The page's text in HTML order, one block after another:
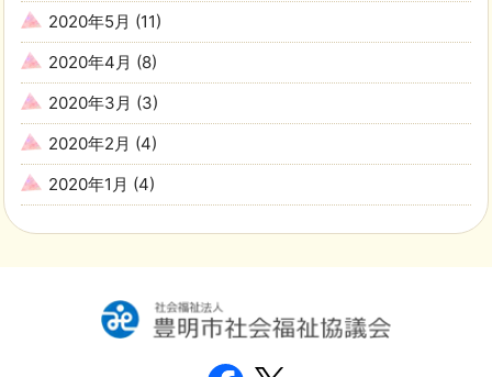
2020年5月 (11)
2020年4月 (8)
2020年3月 (3)
2020年2月 (4)
2020年1月 (4)